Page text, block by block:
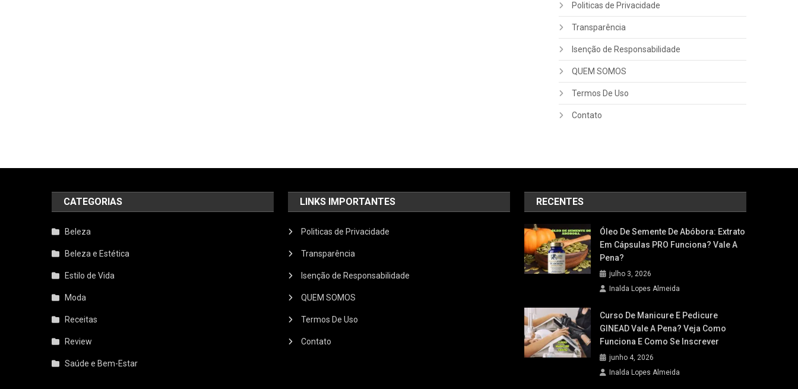
Politicas de Privacidade
Transparência
Isenção de Responsabilidade
QUEM SOMOS
Termos De Uso
Contato
CATEGORIAS
Beleza
Beleza e Estética
Estilo de Vida
Moda
Receitas
Review
Saúde e Bem-Estar
LINKS IMPORTANTES
Politicas de Privacidade
Transparência
Isenção de Responsabilidade
QUEM SOMOS
Termos De Uso
Contato
RECENTES
Óleo De Semente De Abóbora: Extrato
Em Cápsulas PRO Funciona? Vale A
Pena?
julho 3, 2026
Inalda Lopes Almeida
Curso De Manicure E Pedicure
GINEAD Vale A Pena? Veja Como
Funciona E Como Se Inscrever
junho 4, 2026
Inalda Lopes Almeida